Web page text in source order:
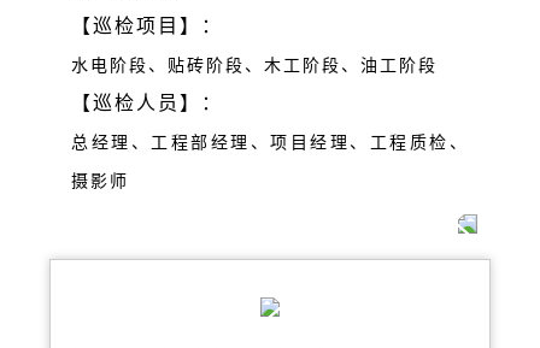
【巡检项目】：
水电阶段、贴砖阶段、木工阶段、油工阶段
【巡检人员】：
总经理、工程部经理、项目经理、工程质检、
摄影师